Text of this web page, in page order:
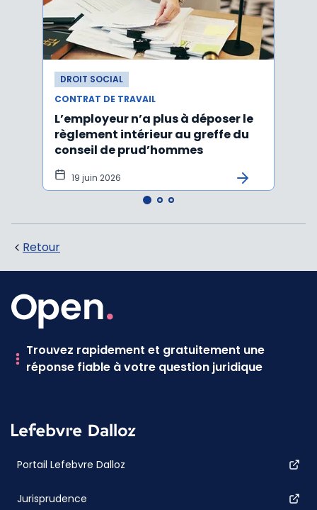
DROIT SOCIAL
CONTRAT DE TRAVAIL
L’employeur n’a plus à déposer le
règlement intérieur au greffe du
conseil de prud’hommes
19 juin 2026
Retour
Trouvez rapidement et gratuitement une
réponse fiable à votre question juridique
Portail Lefebvre Dalloz
Jurisprudence